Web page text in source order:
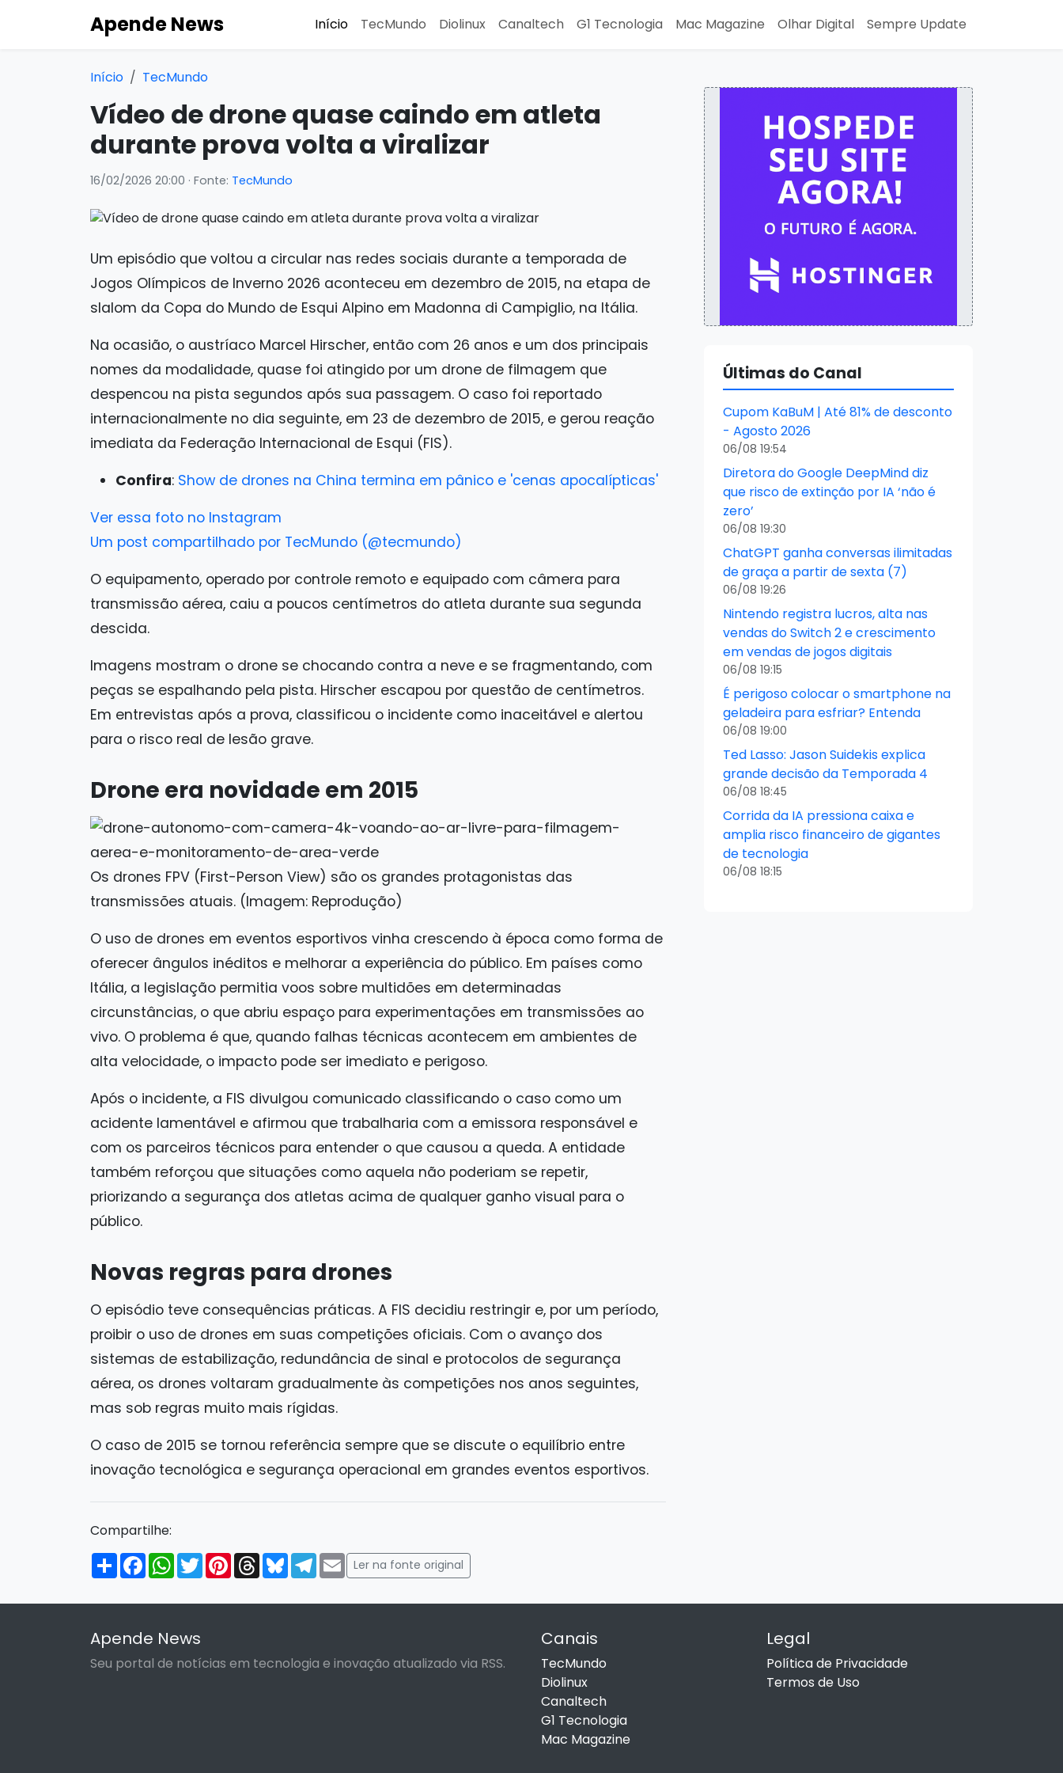
Apende News Início TecMundo Diolinux Canaltech G1 Tecnologia Mac Magazine Olhar Digital Sempre Update
Início TecMundo
Vídeo de drone quase caindo em atleta
durante prova volta a viralizar
16/02/2026 20:00 · Fonte: TecMundo
Um episódio que voltou a circular nas redes sociais durante a temporada de
Jogos Olímpicos de Inverno 2026 aconteceu em dezembro de 2015, na etapa de
slalom da Copa do Mundo de Esqui Alpino em Madonna di Campiglio, na Itália.
Na ocasião, o austríaco Marcel Hirscher, então com 26 anos e um dos principais
nomes da modalidade, quase foi atingido por um drone de filmagem que
despencou na pista segundos após sua passagem. O caso foi reportado
internacionalmente no dia seguinte, em 23 de dezembro de 2015, e gerou reação
imediata da Federação Internacional de Esqui (FIS).
Confira: Show de drones na China termina em pânico e 'cenas apocalípticas'
Ver essa foto no Instagram
Um post compartilhado por TecMundo (@tecmundo)
O equipamento, operado por controle remoto e equipado com câmera para
transmissão aérea, caiu a poucos centímetros do atleta durante sua segunda
descida.
Imagens mostram o drone se chocando contra a neve e se fragmentando, com
peças se espalhando pela pista. Hirscher escapou por questão de centímetros.
Em entrevistas após a prova, classificou o incidente como inaceitável e alertou
para o risco real de lesão grave.
Drone era novidade em 2015
Os drones FPV (First-Person View) são os grandes protagonistas das
transmissões atuais. (Imagem: Reprodução)
O uso de drones em eventos esportivos vinha crescendo à época como forma de
oferecer ângulos inéditos e melhorar a experiência do público. Em países como
Itália, a legislação permitia voos sobre multidões em determinadas
circunstâncias, o que abriu espaço para experimentações em transmissões ao
vivo. O problema é que, quando falhas técnicas acontecem em ambientes de
alta velocidade, o impacto pode ser imediato e perigoso.
Após o incidente, a FIS divulgou comunicado classificando o caso como um
acidente lamentável e afirmou que trabalharia com a emissora responsável e
com os parceiros técnicos para entender o que causou a queda. A entidade
também reforçou que situações como aquela não poderiam se repetir,
priorizando a segurança dos atletas acima de qualquer ganho visual para o
público.
Novas regras para drones
O episódio teve consequências práticas. A FIS decidiu restringir e, por um período,
proibir o uso de drones em suas competições oficiais. Com o avanço dos
sistemas de estabilização, redundância de sinal e protocolos de segurança
aérea, os drones voltaram gradualmente às competições nos anos seguintes,
mas sob regras muito mais rígidas.
O caso de 2015 se tornou referência sempre que se discute o equilíbrio entre
inovação tecnológica e segurança operacional em grandes eventos esportivos.
Compartilhe:
Compartilhar
FacebookWhatsApp
TwitterPinterestThreadsBlueskyTelegram
Email
Ler na fonte original
Últimas do Canal
Cupom KaBuM | Até 81% de desconto
- Agosto 2026
06/08 19:54
Diretora do Google DeepMind diz
que risco de extinção por IA ‘não é
zero’
06/08 19:30
ChatGPT ganha conversas ilimitadas
de graça a partir de sexta (7)
06/08 19:26
Nintendo registra lucros, alta nas
vendas do Switch 2 e crescimento
em vendas de jogos digitais
06/08 19:15
É perigoso colocar o smartphone na
geladeira para esfriar? Entenda
06/08 19:00
Ted Lasso: Jason Suidekis explica
grande decisão da Temporada 4
06/08 18:45
Corrida da IA pressiona caixa e
amplia risco financeiro de gigantes
de tecnologia
06/08 18:15
Apende News
Seu portal de notícias em tecnologia e inovação atualizado via RSS.
Canais
TecMundo
Diolinux
Canaltech
G1 Tecnologia
Mac Magazine
Legal
Política de Privacidade
Termos de Uso